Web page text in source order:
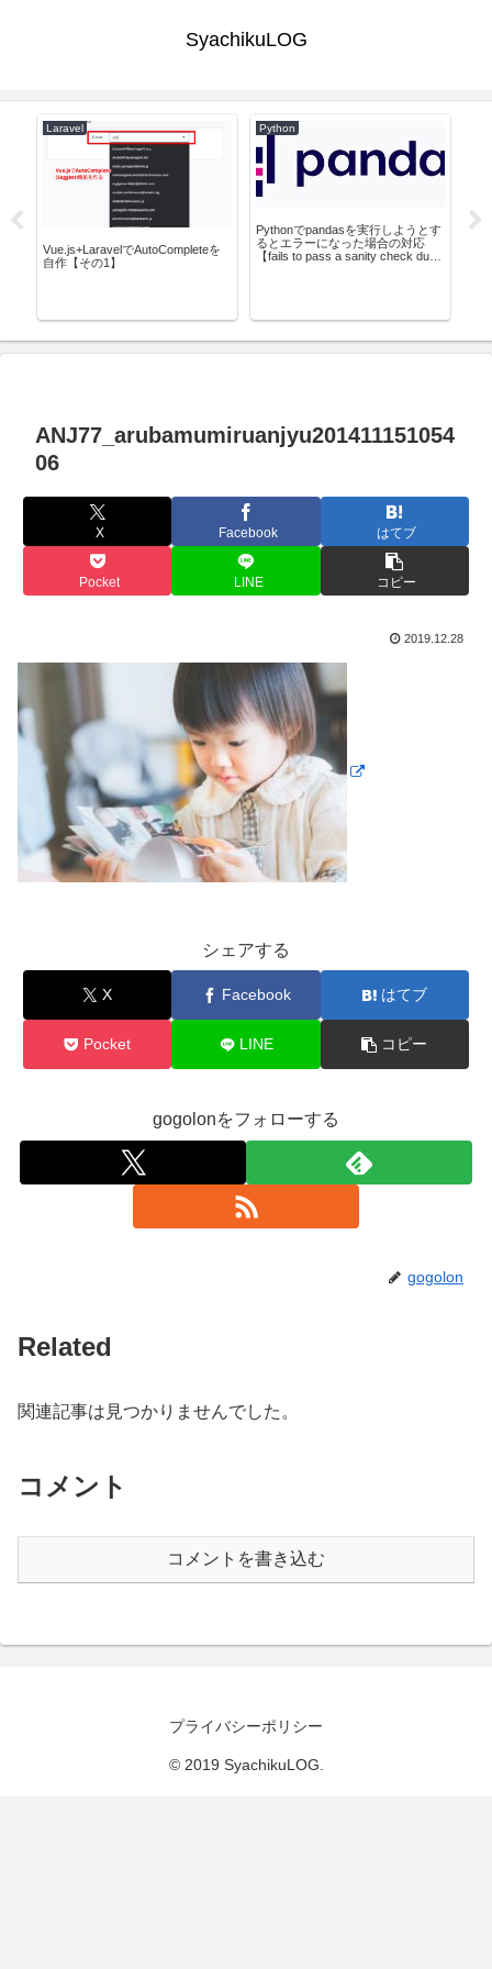
SyachikuLOG
Laravel
Vue.js+LaravelでAutoCompleteを
自作【その1】
Python
Pythonでpandasを実行しようとす
るとエラーになった場合の対応
【fails to pass a sanity check due
ANJ77_arubamumiruanjyu201411151054
06
X Facebook はてブ
Pocket LINE コピー
2019.12.28
シェアする
X Facebook はてブ
Pocket LINE コピー
gogolonをフォローする
gogolon
Related
関連記事は見つかりませんでした。
コメント
コメントを書き込む
プライバシーポリシー
© 2019 SyachikuLOG.